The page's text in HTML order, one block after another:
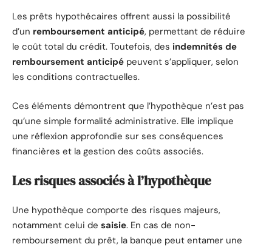
Les prêts hypothécaires offrent aussi la possibilité
d’un remboursement anticipé, permettant de réduire
le coût total du crédit. Toutefois, des indemnités de
remboursement anticipé peuvent s’appliquer, selon
les conditions contractuelles.
Ces éléments démontrent que l’hypothèque n’est pas
qu’une simple formalité administrative. Elle implique
une réflexion approfondie sur ses conséquences
financières et la gestion des coûts associés.
Les risques associés à l’hypothèque
Une hypothèque comporte des risques majeurs,
notamment celui de saisie. En cas de non-
remboursement du prêt, la banque peut entamer une